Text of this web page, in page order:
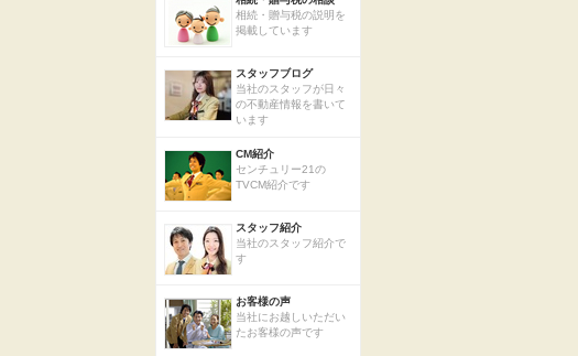
相続・贈与税の説明を
掲載しています
スタッフブログ
当社のスタッフが日々
の不動産情報を書いて
います
CM紹介
センチュリー21の
TVCM紹介です
スタッフ紹介
当社のスタッフ紹介で
す
お客様の声
当社にお越しいただい
たお客様の声です